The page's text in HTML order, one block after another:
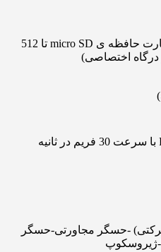
قابلیت پشتیبانی از کارت حافظه ‌ی micro SD تا 512
درگاه اختصاصی)
-حسگر مجاورتی-حسگر
ژیروسکوپ